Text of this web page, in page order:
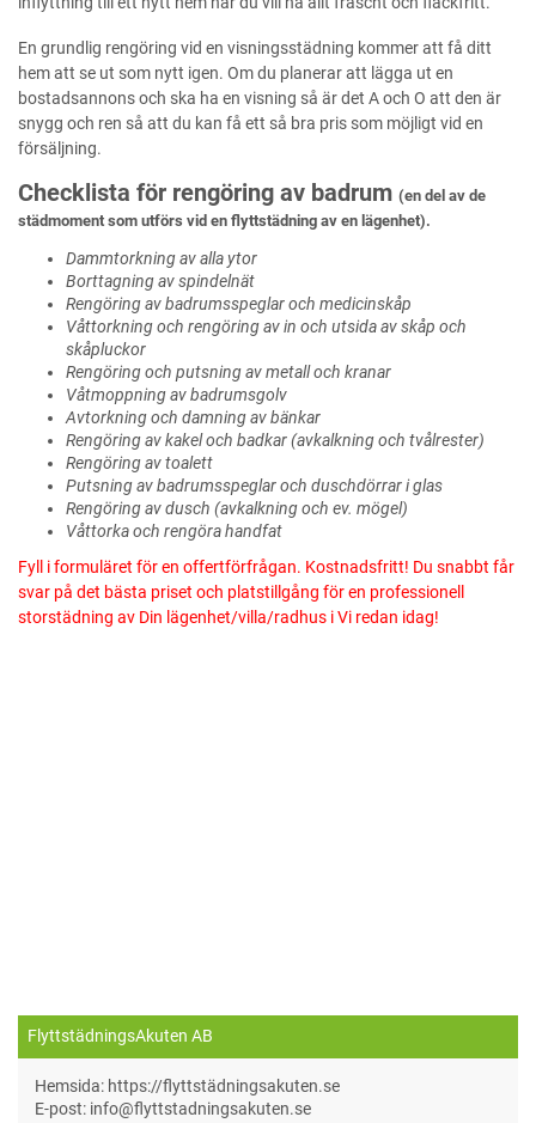
En grundlig rengöring vid en visningsstädning kommer att få ditt
hem att se ut som nytt igen. Om du planerar att lägga ut en
bostadsannons och ska ha en visning så är det A och O att den är
snygg och ren så att du kan få ett så bra pris som möjligt vid en
försäljning.
Checklista för rengöring av badrum (en del av de
städmoment som utförs vid en flyttstädning av en lägenhet).
Dammtorkning av alla ytor
Borttagning av spindelnät
Rengöring av badrumsspeglar och medicinskåp
Våttorkning och rengöring av in och utsida av skåp och
skåpluckor
Rengöring och putsning av metall och kranar
Våtmoppning av badrumsgolv
Avtorkning och damning av bänkar
Rengöring av kakel och badkar (avkalkning och tvålrester)
Rengöring av toalett
Putsning av badrumsspeglar och duschdörrar i glas
Rengöring av dusch (avkalkning och ev. mögel)
Våttorka och rengöra handfat
Fyll i formuläret för en offertförfrågan. Kostnadsfritt! Du snabbt får
svar på det bästa priset och platstillgång för en professionell
storstädning av Din lägenhet/villa/radhus i Vi redan idag!
FlyttstädningsAkuten AB
Hemsida: https://flyttstädningsakuten.se
E-post: info@flyttstadningsakuten.se